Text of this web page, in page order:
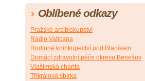
Oblíbené odkazy
Pražské arcibiskupství
Rádio Vaticana
Rodinné knihkupectví pod Blaníkem
Domácí zdravotní péče okresu Benešov
Vlašimská charita
Tříkrálová sbírka